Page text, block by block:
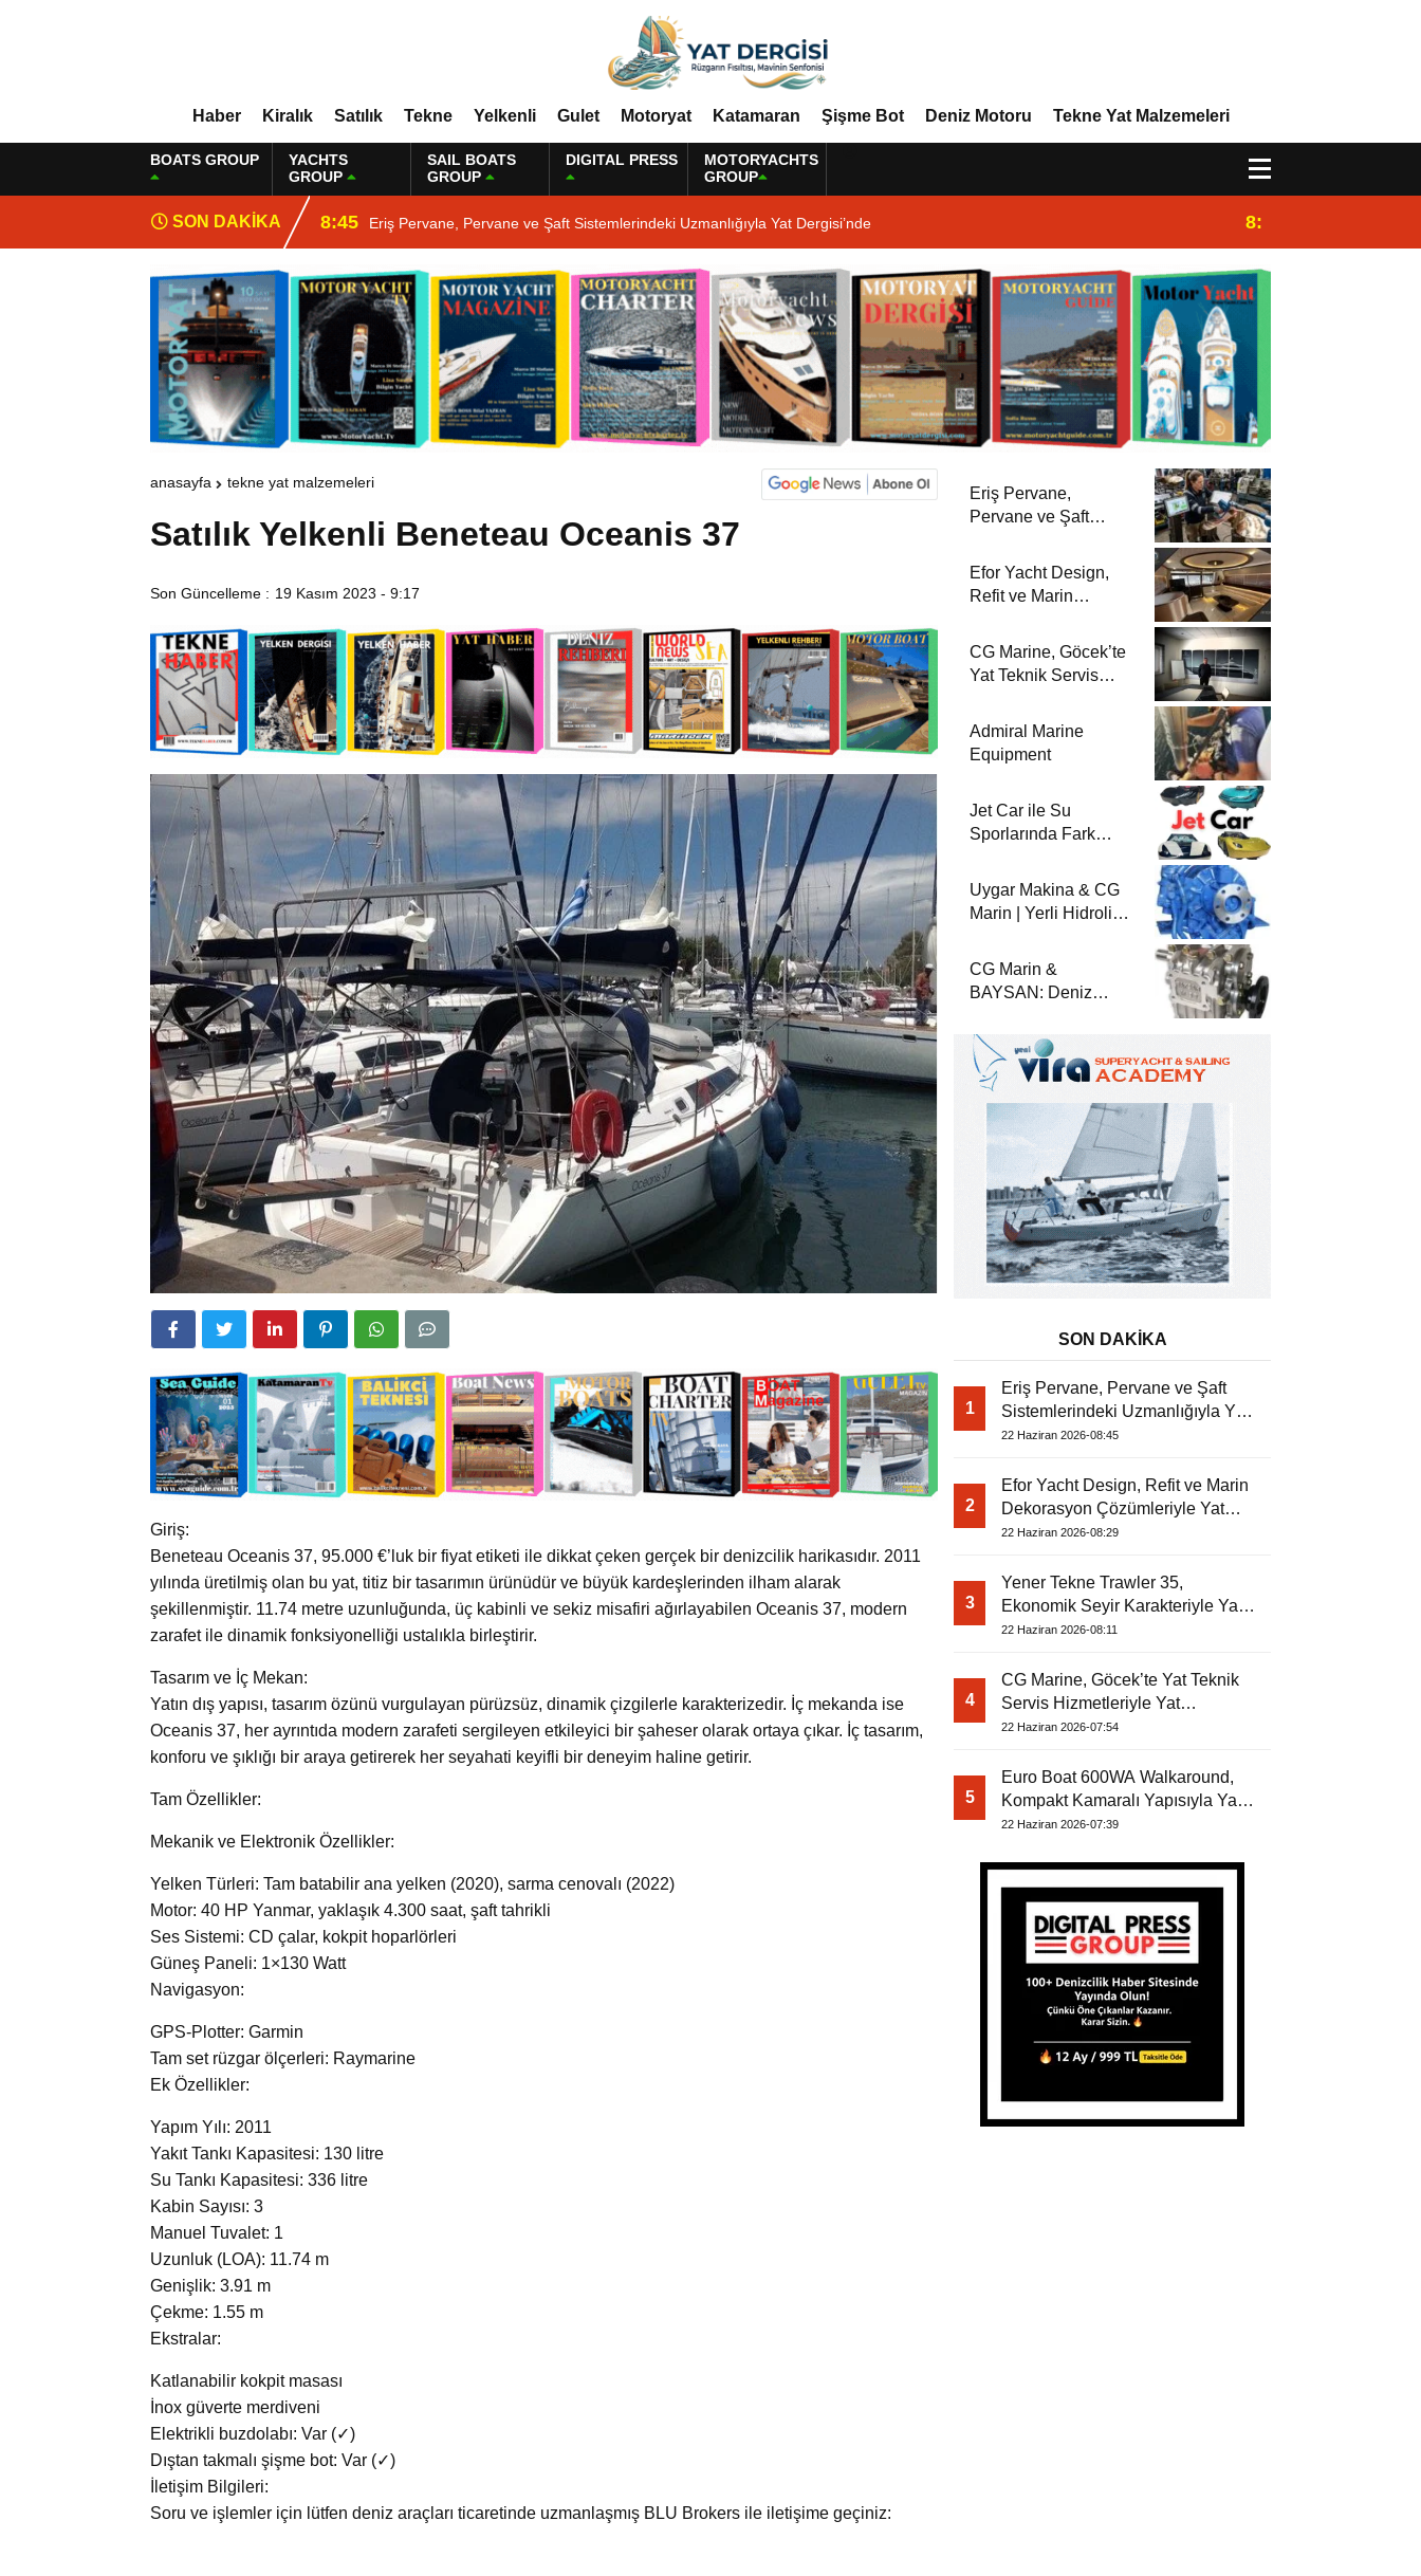
Haber Kiralık Satılık Tekne Yelkenli Gulet Motoryat Katamaran Şişme Bot Deniz Motoru Tekne Yat Malzemeleri
BOATS GROUP
YACHTS
GROUP
SAIL BOATS
GROUP
DIGITAL PRESS
MOTORYACHTS
GROUP
SON DAKİKA 8:45 Eriş Pervane, Pervane ve Şaft Sistemlerindeki Uzmanlığıyla Yat Dergisi’nde 8:29
anasayfa tekne yat malzemeleri
Satılık Yelkenli Beneteau Oceanis 37
Son Güncelleme : 19 Kasım 2023 - 9:17
Giriş:
Beneteau Oceanis 37, 95.000 €’luk bir fiyat etiketi ile dikkat çeken gerçek bir denizcilik harikasıdır. 2011
yılında üretilmiş olan bu yat, titiz bir tasarımın ürünüdür ve büyük kardeşlerinden ilham alarak
şekillenmiştir. 11.74 metre uzunluğunda, üç kabinli ve sekiz misafiri ağırlayabilen Oceanis 37, modern
zarafet ile dinamik fonksiyonelliği ustalıkla birleştirir.
Tasarım ve İç Mekan:
Yatın dış yapısı, tasarım özünü vurgulayan pürüzsüz, dinamik çizgilerle karakterizedir. İç mekanda ise
Oceanis 37, her ayrıntıda modern zarafeti sergileyen etkileyici bir şaheser olarak ortaya çıkar. İç tasarım,
konforu ve şıklığı bir araya getirerek her seyahati keyifli bir deneyim haline getirir.
Tam Özellikler:
Mekanik ve Elektronik Özellikler:
Yelken Türleri: Tam batabilir ana yelken (2020), sarma cenovalı (2022)
Motor: 40 HP Yanmar, yaklaşık 4.300 saat, şaft tahrikli
Ses Sistemi: CD çalar, kokpit hoparlörleri
Güneş Paneli: 1×130 Watt
Navigasyon:
GPS-Plotter: Garmin
Tam set rüzgar ölçerleri: Raymarine
Ek Özellikler:
Yapım Yılı: 2011
Yakıt Tankı Kapasitesi: 130 litre
Su Tankı Kapasitesi: 336 litre
Kabin Sayısı: 3
Manuel Tuvalet: 1
Uzunluk (LOA): 11.74 m
Genişlik: 3.91 m
Çekme: 1.55 m
Ekstralar:
Katlanabilir kokpit masası
İnox güverte merdiveni
Elektrikli buzdolabı: Var (✓)
Dıştan takmalı şişme bot: Var (✓)
İletişim Bilgileri:
Soru ve işlemler için lütfen deniz araçları ticaretinde uzmanlaşmış BLU Brokers ile iletişime geçiniz:
Eriş Pervane,
Pervane ve Şaft
Uzmanlığıyla Yat
Dergisi’nde
Efor Yacht Design,
Refit ve Marin
Çözümleriyle Yat
Dergisi’nde
CG Marine, Göcek’te
Yat Teknik Servis
Dergisi’nde
Admiral Marine
Equipment
Jet Car ile Su
Sporlarında Fark
Uygar Makina & CG
Marin | Yerli Hidrolik
ve Deniz Motorları
CG Marin &
BAYSAN: Deniz
Sistemlerinde
Güvenilir Ortaklık
SON DAKİKA
1
Eriş Pervane, Pervane ve Şaft
Sistemlerindeki Uzmanlığıyla Yat
Dergisi’nde
22 Haziran 2026-08:45
2
Efor Yacht Design, Refit ve Marin
Dekorasyon Çözümleriyle Yat
Dergisi’nde
22 Haziran 2026-08:29
3
Yener Tekne Trawler 35,
Ekonomik Seyir Karakteriyle Yat
Dergisi’nde
22 Haziran 2026-08:11
4
CG Marine, Göcek’te Yat Teknik
Servis Hizmetleriyle Yat
Dergisi’nde
22 Haziran 2026-07:54
5
Euro Boat 600WA Walkaround,
Kompakt Kamaralı Yapısıyla Yat
Dergisi’nde
22 Haziran 2026-07:39